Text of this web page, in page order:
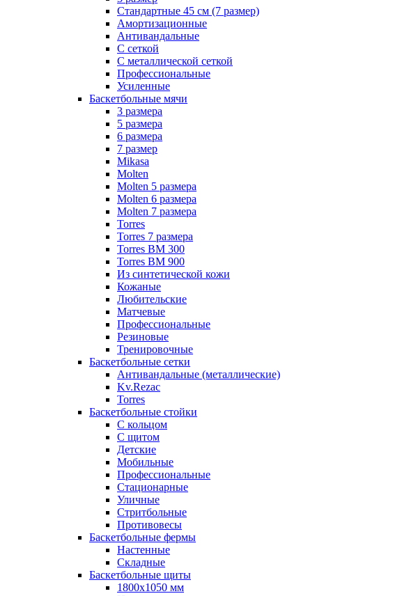
Стандартные 45 см (7 размер)
Амортизационные
Антивандальные
С сеткой
С металлической сеткой
Профессиональные
Усиленные
Баскетбольные мячи
3 размера
5 размера
6 размера
7 размер
Mikasa
Molten
Molten 5 размера
Molten 6 размера
Molten 7 размера
Torres
Torres 7 размера
Torres BM 300
Torres BM 900
Из синтетической кожи
Кожаные
Любительские
Матчевые
Профессиональные
Резиновые
Тренировочные
Баскетбольные сетки
Антивандальные (металлические)
Kv.Rezac
Torres
Баскетбольные стойки
С кольцом
С щитом
Детские
Мобильные
Профессиональные
Стационарные
Уличные
Стритбольные
Противовесы
Баскетбольные фермы
Настенные
Складные
Баскетбольные щиты
1800х1050 мм